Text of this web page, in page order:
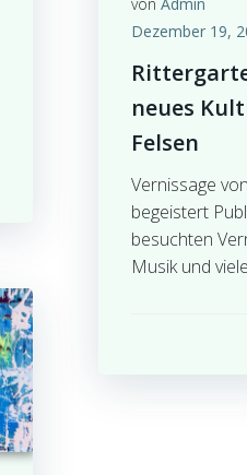
Dezember 19,
neues
Felsen
Vernissage
begeistert
besuchten
Musik und